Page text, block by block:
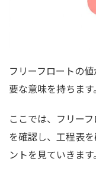
フリーフロートの
要な意味を持ちます。
ここでは、フリー
を確認し、工程表
ントを見ていきます。